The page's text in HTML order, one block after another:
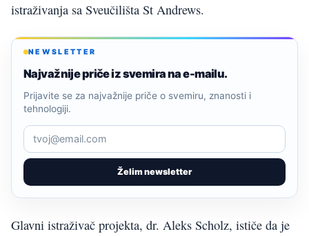
istraživanja sa Sveučilišta St Andrews.
NEWSLETTER
Najvažnije priče iz svemira na e-mailu.
Želim newsletter
Prijavite se za najvažnije priče o svemiru, znanosti i
tehnologiji.
Glavni istraživač projekta, dr. Aleks Scholz, ističe da je